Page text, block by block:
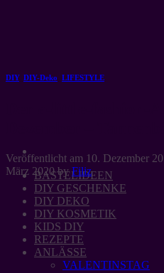
BASTELIDEEN
DIY GESCHENKE
DIY DEKO
DIY KOSMETIK
KIDS DIY
REZEPTE
ANLÄSSE
VALENTINSTAG
DIY, DIY-Deko LIFESTYLE
Veröffentlicht am 10. Dezember
März 2020byFiliz